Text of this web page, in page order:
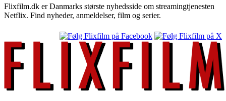
Flixfilm.dk er Danmarks største nyhedsside om streamingtjenesten
Netflix. Find nyheder, anmeldelser, film og serier.